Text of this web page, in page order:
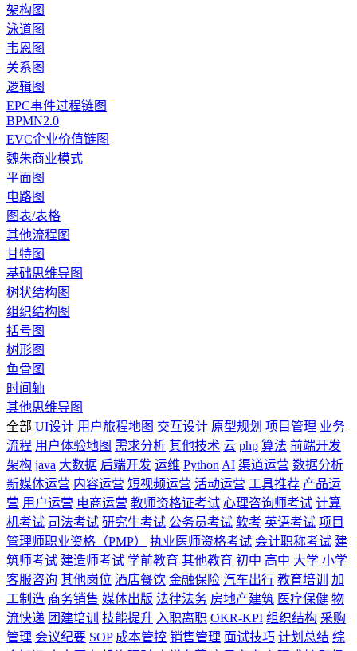
架构图
泳道图
韦恩图
关系图
逻辑图
EPC事件过程链图
BPMN2.0
EVC企业价值链图
魏朱商业模式
平面图
电路图
图表/表格
其他流程图
甘特图
基础思维导图
树状结构图
组织结构图
括号图
树形图
鱼骨图
时间轴
其他思维导图
全部 UI设计 用户旅程地图 交互设计 原型规划 项目管理 业务
流程 用户体验地图 需求分析 其他技术 云 php 算法 前端开发
架构 java 大数据 后端开发 运维 Python AI 渠道运营 数据分析
新媒体运营 内容运营 短视频运营 活动运营 工具推荐 产品运
营 用户运营 电商运营 教师资格证考试 心理咨询师考试 计算
机考试 司法考试 研究生考试 公务员考试 软考 英语考试 项目
管理师职业资格（PMP）
执业医师资格考试 会计职称考试 建
筑师考试 建造师考试 学前教育 其他教育 初中 高中 大学 小学
客服咨询 其他岗位 酒店餐饮 金融保险 汽车出行 教育培训
加
工制造 商务销售 媒体出版 法律法务 房地产建筑 医疗保健 物
流快递 团建培训 技能提升 入职离职 OKR-KPI 组织结构 采购
管理 会议纪要 SOP 成本管控 销售管理 面试技巧 计划总结 综